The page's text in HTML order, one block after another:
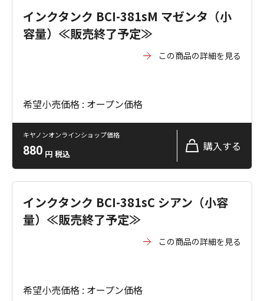
インクタンク BCI-381sM マゼンタ（小
容量）≪販売終了予定≫
この商品の詳細を見る
希望小売価格 : オープン価格
キヤノンオンラインショップ価格
880 円 税込
購入する
インクタンク BCI-381sC シアン（小容
量）≪販売終了予定≫
この商品の詳細を見る
希望小売価格 : オープン価格